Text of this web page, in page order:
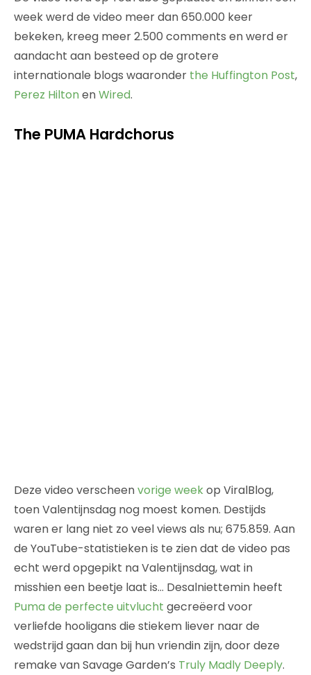
week werd de video meer dan 650.000 keer
bekeken, kreeg meer 2.500 comments en werd er
aandacht aan besteed op de grotere
internationale blogs waaronder the Huffington Post,
Perez Hilton enWired.
The PUMA Hardchorus
Deze video verscheenvorige weekop ViralBlog,
toen Valentijnsdag nog moest komen. Destijds
waren er lang niet zo veel views als nu; 675.859. Aan
de YouTube-statistieken is te zien dat de video pas
echt werd opgepikt na Valentijnsdag, wat in
misshien een beetje laat is… Desalniettemin heeft
Puma de perfecte uitvlucht gecreëerd voor
verliefde hooligans die stiekem liever naar de
wedstrijd gaan dan bij hun vriendin zijn, door deze
remake van Savage Garden’s Truly Madly Deeply.